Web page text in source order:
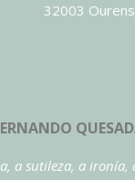
32003
a sutileza, a ironía,